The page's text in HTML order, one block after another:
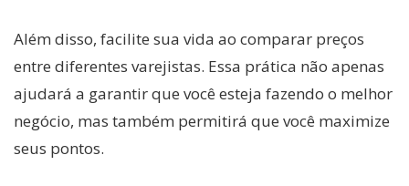
Além disso, facilite sua vida ao comparar preços
entre diferentes varejistas. Essa prática não apenas
ajudará a garantir que você esteja fazendo o melhor
negócio, mas também permitirá que você maximize
seus pontos.